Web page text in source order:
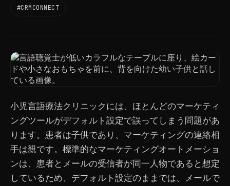
#CRMCONNECT
小児言語療法クリニックには、ほとんどのマーケティ
ングツールがデフォルト設定で誤ってしまう問題があ
ります。患者は子供であり、マーケティングの連絡相
手は親です。標準的なマーケティングオートメーショ
ンは、患者とメールの受信者が同一人物であると想定
しているため、デフォルト設定のままでは、メールで